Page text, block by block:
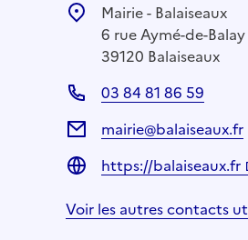
Mairie - Balaiseaux
6 rue Aymé-de-Balay
39120 Balaiseaux
03 84 81 86 59
mairie@balaiseaux.fr
https://balaiseaux.fr
Voir les autres contacts